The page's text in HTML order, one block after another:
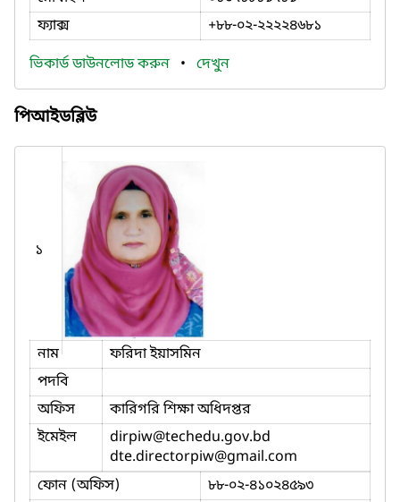
ফ্যাক্স
+৮৮-০২-২২২২৪৬৮১
ভিকার্ড ডাউনলোড করুন • দেখুন
পিআইডব্লিউ
১
নাম
ফরিদা ইয়াসমিন
পদবি
অফিস
কারিগরি শিক্ষা অধিদপ্তর
ইমেইল
dirpiw@techedu.gov.bd
dte.directorpiw@gmail.com
ফোন (অফিস)
৮৮-০২-৪১০২৪৫৯৩